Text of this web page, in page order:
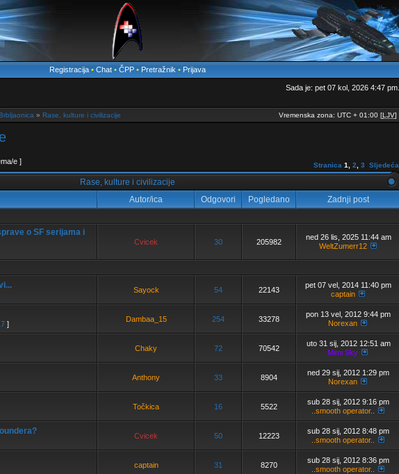
Registracija• Chat • ČPP• Pretražnik • Prijava
Sada je: pet 07 kol, 2026 4:47 pm.
» Rase, kulture i civilizacije Vremenska zona: UTC + 01:00 [LJV]
e ] Stranica 1 2 3 Sljedeća
Rase, kulture i civilizacije
Autor/ica Odgovori Pogledano Zadnji post
o SF serijama i
Cvicek 30 205982
ned 26 lis, 2025 11:44 am
WeltZumerr12
Sayock 54 22143
pet 07 vel, 2014 11:40 pm
captain
]
Dambaa_15 254 33278
pon 13 vel, 2012 9:44 pm
Norexan
Chaky 72 70542
uto 31 sij, 2012 12:51 am
Mimi Sky
Anthony 33 8904
ned 29 sij, 2012 1:29 pm
Norexan
Točkica 16 5522
sub 28 sij, 2012 9:16 pm
..smooth operator..
Cvicek 50 12223
sub 28 sij, 2012 8:48 pm
..smooth operator..
captain 31 8270
sub 28 sij, 2012 8:36 pm
..smooth operator..